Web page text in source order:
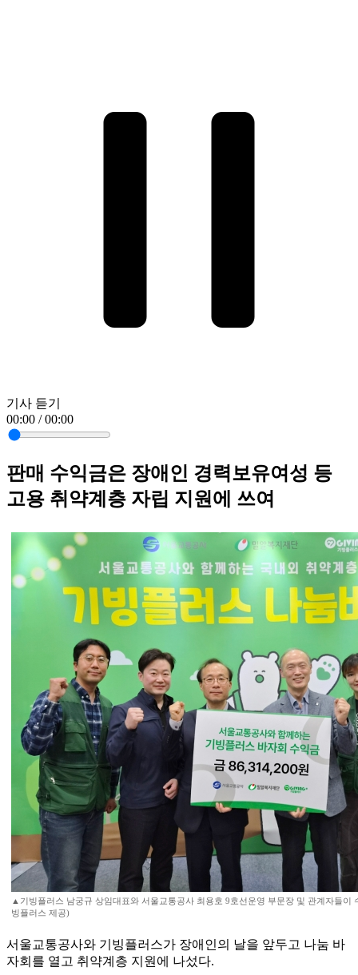
기사 듣기
00:00 / 00:00
판매 수익금은 장애인 경력보유여성 등
고용 취약계층 자립 지원에 쓰여
▲기빙플러스 남궁규 상임대표와 서울교통공사 최용호 9호선운영 부문장 및 관계자들이
빙플러스 제공)
서울교통공사와 기빙플러스가 장애인의 날을 앞두고 나눔 바
자회를 열고 취약계층 지원에 나섰다.